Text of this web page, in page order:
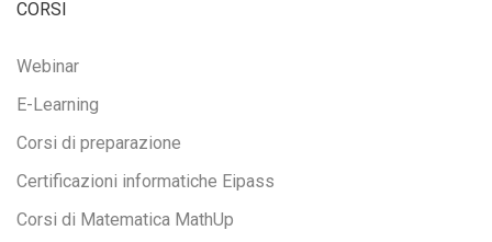
CORSI
Webinar
E-Learning
Corsi di preparazione
Certificazioni informatiche Eipass
Corsi di Matematica MathUp